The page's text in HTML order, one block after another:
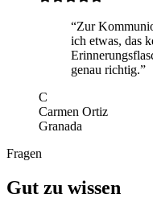
“Zur
ich etwas, das
genau richtig.”
C
Carmen Ortiz
Granada
Fragen
Gut zu wissen